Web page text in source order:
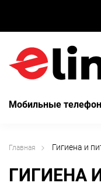
Мобильные
Главная Гигиена и
ГИГИЕНА